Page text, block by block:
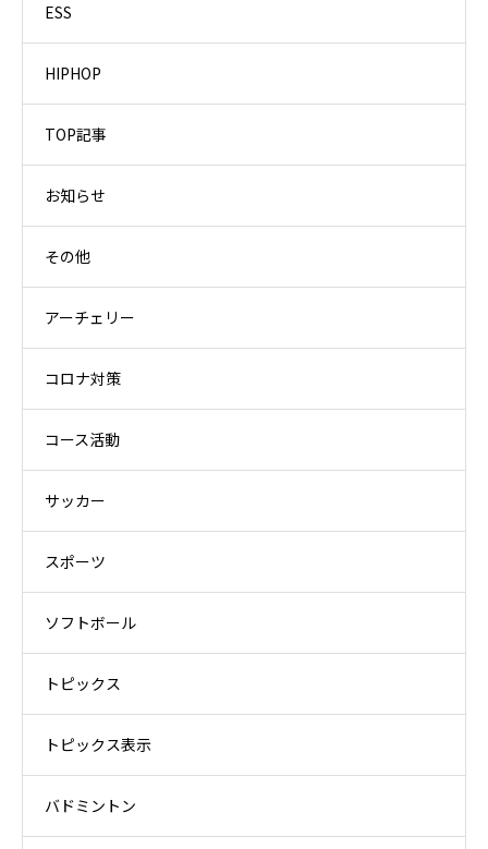
ESS
HIPHOP
TOP記事
お知らせ
その他
アーチェリー
コロナ対策
コース活動
サッカー
スポーツ
ソフトボール
トピックス
トピックス表示
バドミントン